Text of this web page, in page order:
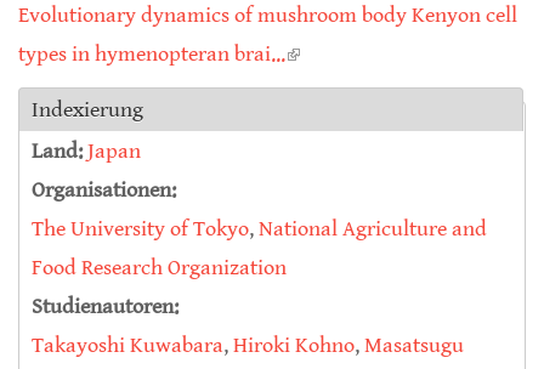
Evolutionary dynamics of mushroom body Kenyon cell
types in hymenopteran brai...(link is external)
Indexierung
Land:Japan
Organisationen:
The University of Tokyo,National Agriculture and
Food Research Organization
Studienautoren:
Takayoshi Kuwabara,Hiroki Kohno,Masatsugu